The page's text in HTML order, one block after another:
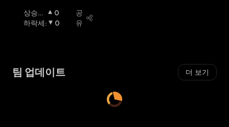
상승세
:
0
하락세: 0
공
유
팀 업데이트 더 보기